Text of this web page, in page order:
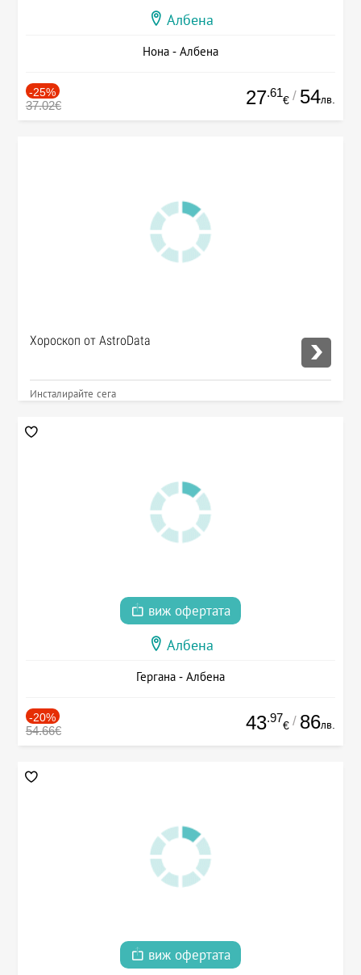
Албена
Нона - Албена
-25%
37.02€ 27.61
€ / 54лв.
Хороскоп от AstroData
Инсталирайте сега
виж офертата
Албена
Гергана - Албена
-20%
54.66€ 43.97
€ / 86лв.
виж офертата